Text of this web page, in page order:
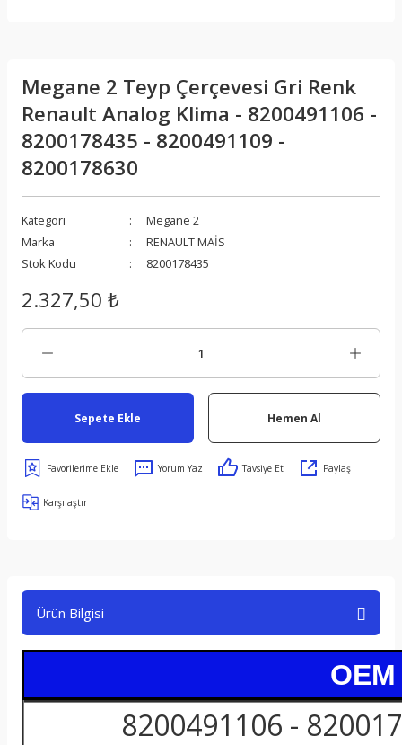
Megane 2 Teyp Çerçevesi Gri Renk
Renault Analog Klima - 8200491106 -
8200178435 - 8200491109 -
8200178630
Kategori
Megane 2
Marka
RENAULT MAİS
Stok Kodu
8200178435
2.327,50 ₺
Sepete Ekle Hemen Al
Yorum Yaz Tavsiye Et Paylaş
Karşılaştır
Ürün Bilgisi
8200491106 -